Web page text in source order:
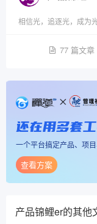
相信光，追逐光，成为光
77 篇文章
还在用多套
一个平台搞定产品、项
查看方案
产品锦鲤er的其他